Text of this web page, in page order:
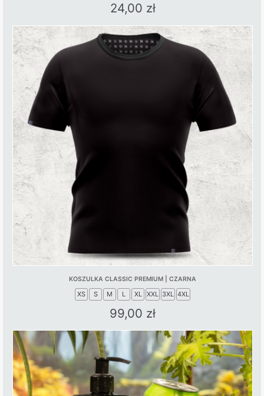
24,00 zł
KOSZULKA CLASSIC PREMIUM | CZARNA
XS S M L XL XXL 3XL 4XL
99,00 zł
This
product
has
multiple
variants.